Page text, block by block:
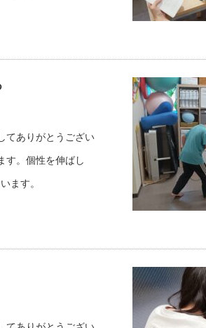
てありがとうござい
す。個性を伸ばし
ます。